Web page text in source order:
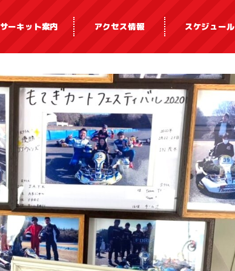
サーキット案内 アクセス情報 スケジュール